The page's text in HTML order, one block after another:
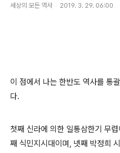
세상의 모든 역사 2019. 3. 29. 06:00
이 점에서 나는 한반도 역사를 통
다.
첫째 신라에 의한 일통삼한기 무
째 식민지시대이며, 넷째 박정희